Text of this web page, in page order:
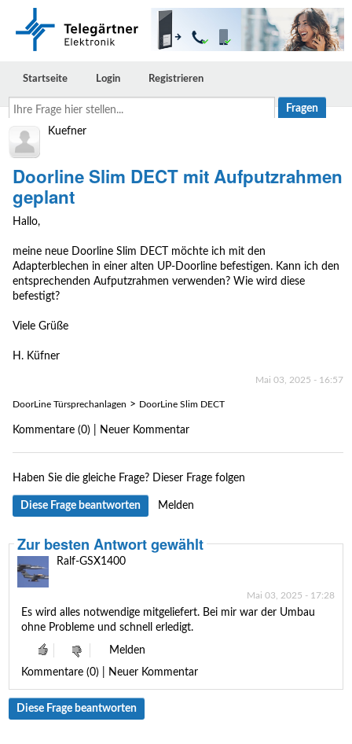
Ihre
Frage
stellen...
Startseite Login Registrieren
Kuefner
Doorline Slim DECT mit Aufputzrahmen
geplant
Hallo,
meine neue Doorline Slim DECT möchte ich mit den
Adapterblechen in einer alten UP-Doorline befestigen. Kann ich den
entsprechenden Aufputzrahmen verwenden? Wie wird diese
befestigt?
Viele Grüße
H. Küfner
Mai 03, 2025 - 16:57
DoorLine Türsprechanlagen > DoorLine Slim DECT
Kommentare (0) | Neuer Kommentar
Haben Sie die gleiche Frage? Dieser Frage folgen
Diese Frage beantworten Melden
Zur besten Antwort gewählt
Ralf-GSX1400
Mai 03, 2025 - 17:28
Es wird alles notwendige mitgeliefert. Bei mir war der Umbau
ohne Probleme und schnell erledigt.
Melden
Kommentare (0) | Neuer Kommentar
Diese Frage beantworten